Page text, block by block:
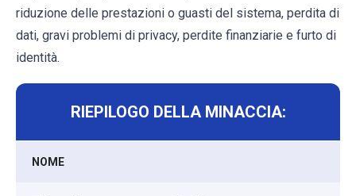
riduzione delle prestazioni o guasti del sistema, perdita di
dati, gravi problemi di privacy, perdite finanziarie e furto di
identità.
RIEPILOGO DELLA MINACCIA:
NOME